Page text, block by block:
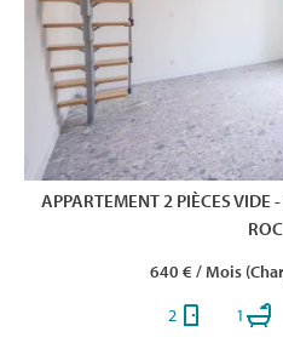
640 € / Mois
2
1
APPARTEMENT 2 PIÈCES VIDE